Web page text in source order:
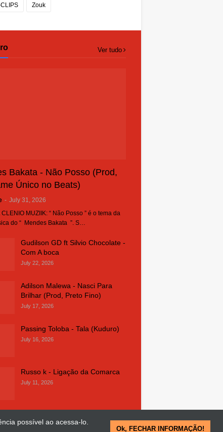
possível ao acessa-lo.
Ok, FECHAR INFORMAÇÃO!
Zouk
Ver tudo
Bakata - Não Posso (Prod,
Único no Beats)
- July 31, 2026
CLENIO MUZIIK: “ Não Posso ” é o tema da
do “ Mendes Bakata ”. S…
Gudilson GD ft Silvio Chocolate -
Com A boca
July 22, 2026
Adilson Malewa - Nasci Para
Brilhar (Prod, Preto Fino)
July 17, 2026
Passing Toloba - Tala (Kuduro)
July 16, 2026
Russo k - Ligação da Comarca
July 11, 2026